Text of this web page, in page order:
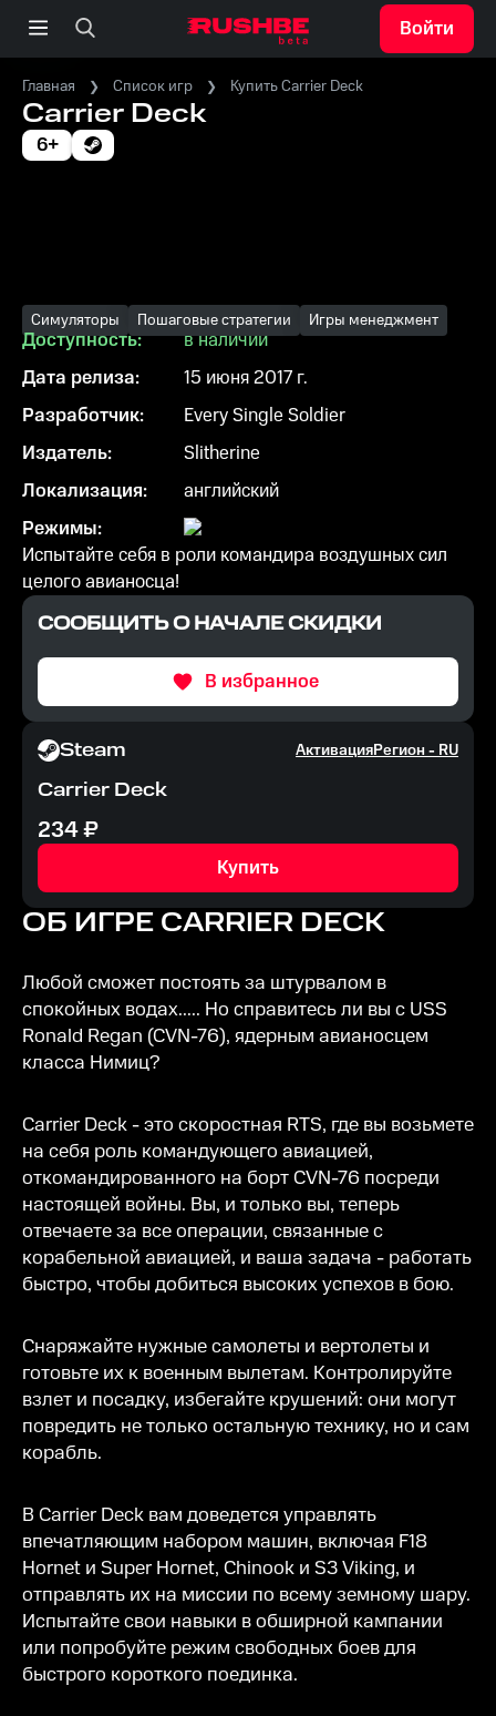
Войти
Главная Список игр Купить Carrier Deck
Carrier Deck
6+
Симуляторы Пошаговые стратегии Игры менеджмент
Доступность:
в наличии
Дата релиза:
15 июня 2017 г.
Разработчик:
Every Single Soldier
Издатель:
Slitherine
Локализация:
английский
Режимы:
Испытайте себя в роли командира воздушных сил
целого авианосца!
СООБЩИТЬ О НАЧАЛЕ СКИДКИ
В избранное
Steam АктивацияРегион -RU
Carrier Deck
234₽
Купить
ОБ ИГРЕ CARRIER DECK
Любой сможет постоять за штурвалом в
спокойных водах..... Но справитесь ли вы с USS
Ronald Regan (CVN-76), ядерным авианосцем
класса Нимиц?
Carrier Deck - это скоростная RTS, где вы возьмете
на себя роль командующего авиацией,
откомандированного на борт CVN-76 посреди
настоящей войны. Вы, и только вы, теперь
отвечаете за все операции, связанные с
корабельной авиацией, и ваша задача - работать
быстро, чтобы добиться высоких успехов в бою.
Снаряжайте нужные самолеты и вертолеты и
готовьте их к военным вылетам. Контролируйте
взлет и посадку, избегайте крушений: они могут
повредить не только остальную технику, но и сам
корабль.
В Carrier Deck вам доведется управлять
впечатляющим набором машин, включая F18
Hornet и Super Hornet, Chinook и S3 Viking, и
отправлять их на миссии по всему земному шару.
Испытайте свои навыки в обширной кампании
или попробуйте режим свободных боев для
быстрого короткого поединка.